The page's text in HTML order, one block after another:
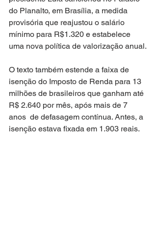
do Planalto, em Brasília, a medida
provisória que reajustou o salário
mínimo para R$1.320 e estabelece
uma nova política de valorização anual.
O texto também estende a faixa de
isenção do Imposto de Renda para 13
milhões de brasileiros que ganham até
R$ 2.640 por mês, após mais de 7
anos  de defasagem contínua. Antes, a
isenção estava fixada em 1.903 reais.